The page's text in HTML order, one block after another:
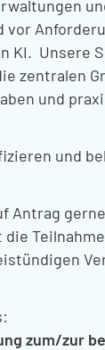
KI. Unsere
zentralen
und
und
Antrag
die
zum/zur